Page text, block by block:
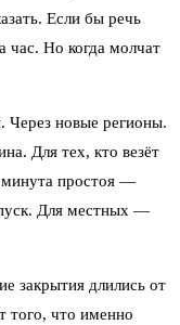
Если бы речь
час. Но когда молчат
новые регионы.
Для тех, кто везёт
минута простоя —
Для местных —
закрытия длились от
того, что именно